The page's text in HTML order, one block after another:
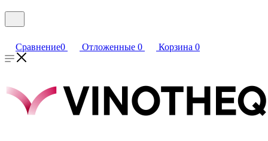
Сравнение0 Отложенные 0 Корзина 0